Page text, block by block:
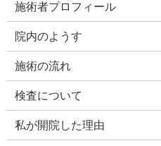
施術者プロフィール
院内のようす
施術の流れ
検査について
私が開院した理由